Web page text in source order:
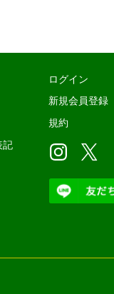
記
ログイン
新規会員登録
規約